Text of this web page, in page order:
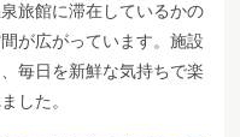
旅館に滞在しているかの
が広がっています。施設
毎日を新鮮な気持ちで楽
した。